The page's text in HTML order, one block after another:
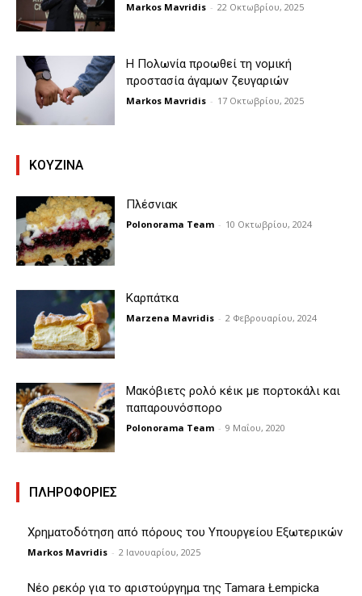
Markos Mavridis - 22 Οκτωβρίου, 2025
Η Πολωνία προωθεί τη νομική
προστασία άγαμων ζευγαριών
Markos Mavridis - 17 Οκτωβρίου, 2025
KOYZINA
Πλέσνιακ
Polonorama Team - 10 Οκτωβρίου, 2024
Καρπάτκα
Marzena Mavridis - 2 Φεβρουαρίου, 2024
Μακόβιετς ρολό κέικ με πορτοκάλι και
παπαρουνόσπορο
Polonorama Team - 9 Μαΐου, 2020
ΠΛΗΡΟΦΟΡΙΕΣ
Χρηματοδότηση από πόρους του Υπουργείου Εξωτερικών
Markos Mavridis - 2 Ιανουαρίου, 2025
Νέο ρεκόρ για το αριστούργημα της Tamara Łempicka